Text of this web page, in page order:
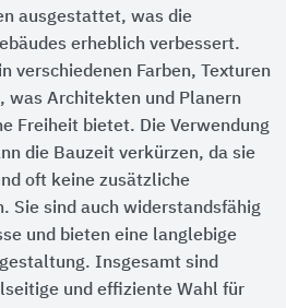
ausgestattet, was die
erheblich verbessert.
verschiedenen Farben, Texturen
was Architekten und Planern
Freiheit bietet. Die Verwendung
die Bauzeit verkürzen, da sie
oft keine zusätzliche
Sie sind auch widerstandsfähig
und bieten eine langlebige
Insgesamt sind
und effiziente Wahl für